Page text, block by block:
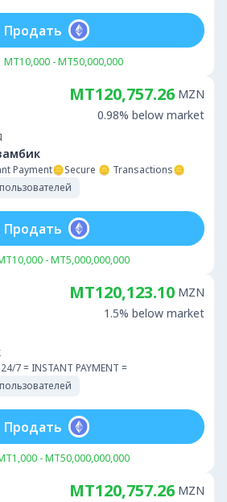
MT10,000 - MT50,000,000
Продать
Payment🪙Secure 🪙 Transactions🪙
MT120,757.26 MZN
0.98% below market
- MT5,000,000,000
Продать
7 = INSTANT PAYMENT =
MT120,123.10 MZN
1.5% below market
- MT50,000,000,000
Продать
MT120,757.26 MZN